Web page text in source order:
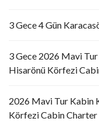
3 Gece 4 Gün
3 Gece 2026 Mavi
Hisarönü Körfezi
2026 Mavi Tur Kabin
Körfezi Cabin Charter